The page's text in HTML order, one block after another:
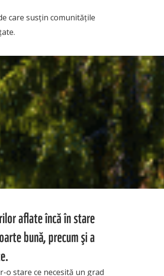
care susțin comunitățile
aflate încă în stare
bună, precum şi a
o stare ce necesită un grad